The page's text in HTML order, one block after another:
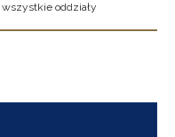
wszystkie oddziały